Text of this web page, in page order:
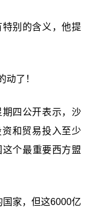
别的含义，他提
动了！
四公开表示，沙
和贸易投入至少
个最重要西方盟
国家，但这6000亿